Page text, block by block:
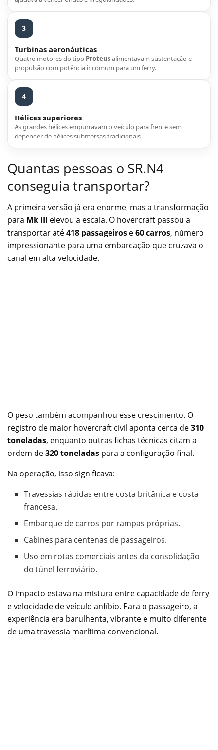
3
Turbinas aeronáuticas
Quatro motores do tipo Proteusalimentavam sustentação e
propulsão com potência incomum para um ferry.
4
Hélices superiores
As grandes hélices empurravam o veículo para frente sem
depender de hélices submersas tradicionais.
Quantas pessoas o SR.N4
conseguia transportar?
A primeira versão já era enorme, mas a transformação
para Mk III elevou a escala. O hovercraft passou a
transportar até418 passageiros e60 carros, número
impressionante para uma embarcação que cruzava o
canal em alta velocidade.
O peso também acompanhou esse crescimento. O
registro de maior hovercraft civil aponta cerca de310
toneladas, enquanto outras fichas técnicas citam a
ordem de320 toneladas para a configuração final.
Na operação, isso significava:
Travessias rápidas entre costa britânica e costa
francesa.
Embarque de carros por rampas próprias.
Cabines para centenas de passageiros.
Uso em rotas comerciais antes da consolidação
do túnel ferroviário.
O impacto estava na mistura entre capacidade de ferry
e velocidade de veículo anfíbio. Para o passageiro, a
experiência era barulhenta, vibrante e muito diferente
de uma travessia marítima convencional.